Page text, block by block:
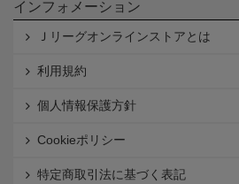
インフォメーション
Ｊリーグオンラインストアとは
利用規約
個人情報保護方針
Cookieポリシー
特定商取引法に基づく表記